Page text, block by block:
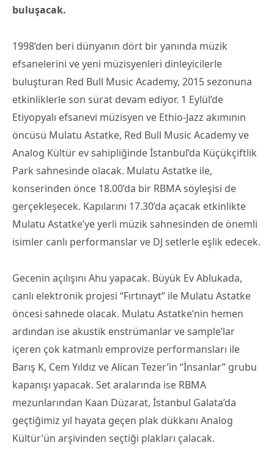
buluşacak.
1998’den beri dünyanın dört bir yanında müzik
efsanelerini ve yeni müzisyenleri dinleyicilerle
buluşturan Red Bull Music Academy, 2015 sezonuna
etkinliklerle son sürat devam ediyor. 1 Eylül’de
Etiyopyalı efsanevi müzisyen ve Ethio-Jazz akımının
öncüsü Mulatu Astatke, Red Bull Music Academy ve
Analog Kültür ev sahipliğinde İstanbul’da Küçükçiftlik
Park sahnesinde olacak. Mulatu Astatke ile,
konserinden önce 18.00’da bir RBMA söyleşisi de
gerçekleşecek. Kapılarını 17.30’da açacak etkinlikte
Mulatu Astatke’ye yerli müzik sahnesinden de önemli
isimler canlı performanslar ve DJ setlerle eşlik edecek.
Gecenin açılışını Ahu yapacak. Büyük Ev Ablukada,
canlı elektronik projesi “Fırtınayt” ile Mulatu Astatke
öncesi sahnede olacak. Mulatu Astatke’nin hemen
ardından ise akustik enstrümanlar ve sample’lar
içeren çok katmanlı emprovize performansları ile
Barış K, Cem Yıldız ve Alican Tezer’in ‘‘İnsanlar’’ grubu
kapanışı yapacak. Set aralarında ise RBMA
mezunlarından Kaan Düzarat, İstanbul Galata’da
geçtiğimiz yıl hayata geçen plak dükkanı Analog
Kültür’ün arşivinden seçtiği plakları çalacak.